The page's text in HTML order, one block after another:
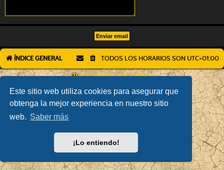
Este sitio web utiliza cookies para asegurar que
obtenga la mejor experiencia en nuestro sitio
web. Saber más
¡Lo entiendo!
ÍNDICE GENERAL TODOS LOS HORARIOS SON UTC+01:00
AÇIEEED! STYLE BYIAN BRADLEY
TRADUCCIÓN AL ESPAÑOL POR PHPBB ESPAÑA
PRIVACIDAD |CONDICIONES